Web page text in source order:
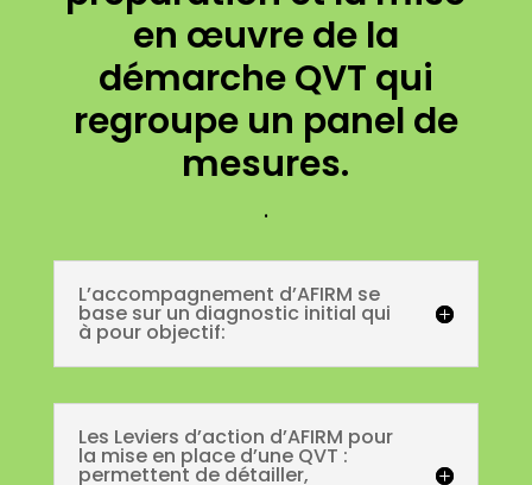
en œuvre de la
démarche QVT qui
regroupe un panel de
mesures.
.
L’accompagnement d’AFIRM se
base sur un diagnostic initial qui
à pour objectif:
Les Leviers d’action d’AFIRM pour
la mise en place d’une QVT :
permettent de détailler,